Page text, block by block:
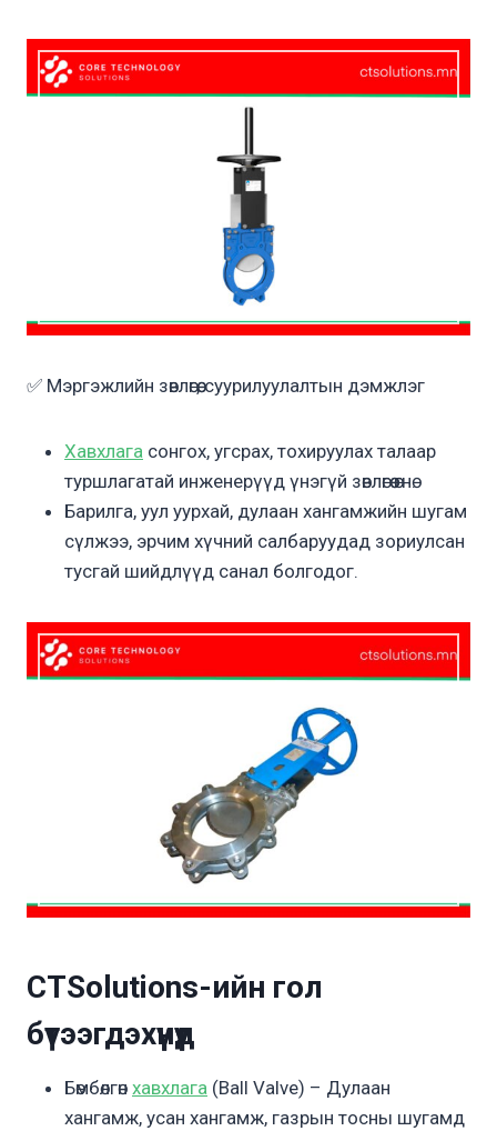
✅ Мэргэжлийн зөвлөгөө, суурилуулалтын дэмжлэг
Хавхлага сонгох, угсрах, тохируулах талаар
туршлагатай инженерүүд үнэгүй зөвлөгөө өгнө.
Барилга, уул уурхай, дулаан хангамжийн шугам
сүлжээ, эрчим хүчний салбаруудад зориулсан
тусгай шийдлүүд санал болгодог.
CTSolutions-ийн гол
бүтээгдэхүүнүүд
Бөмбөлгөн хавхлага (Ball Valve) – Дулаан
хангамж, усан хангамж, газрын тосны шугамд